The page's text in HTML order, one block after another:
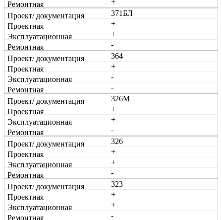
371БЛ
+
+
-
364
+
-
-
326М
+
+
-
326
+
+
-
323
+
+
-